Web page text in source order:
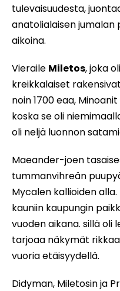
tulevaisuudesta,
anatolialaisen jumalan
aikoina.
Vieraile Miletos, joka
kreikkalaiset
noin 1700 eaa,
koska se oli
oli neljä luonnon
Maeander-joen
tummanvihreän
Mycalen kallioiden alla.
kauniin kaupungin
vuoden aikana. sillä
tarjoaa näkymät
vuoria etäisyydellä.
Didyman, Miletosin ja